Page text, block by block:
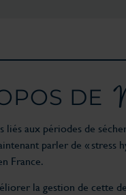
DE
liés aux périodes de
parler de « stress
France.
la gestion de cette